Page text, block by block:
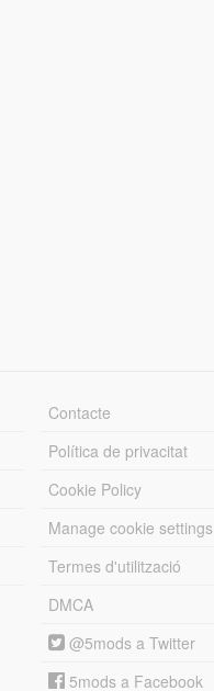
Contacte
Política de privacitat
Cookie Policy
Manage cookie settings
Termes d'utilització
DMCA
@5mods a Twitter
5mods a Facebook